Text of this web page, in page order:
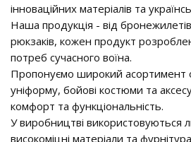
інноваційних матеріалів та
Наша продукція - від
рюкзаків, кожен продукт
потреб сучасного воїна.
Пропонуємо широкий асортимент
уніформу, бойові костюми та
комфорт та функціональність.
У виробництві використовуються
високоміцні матеріали та